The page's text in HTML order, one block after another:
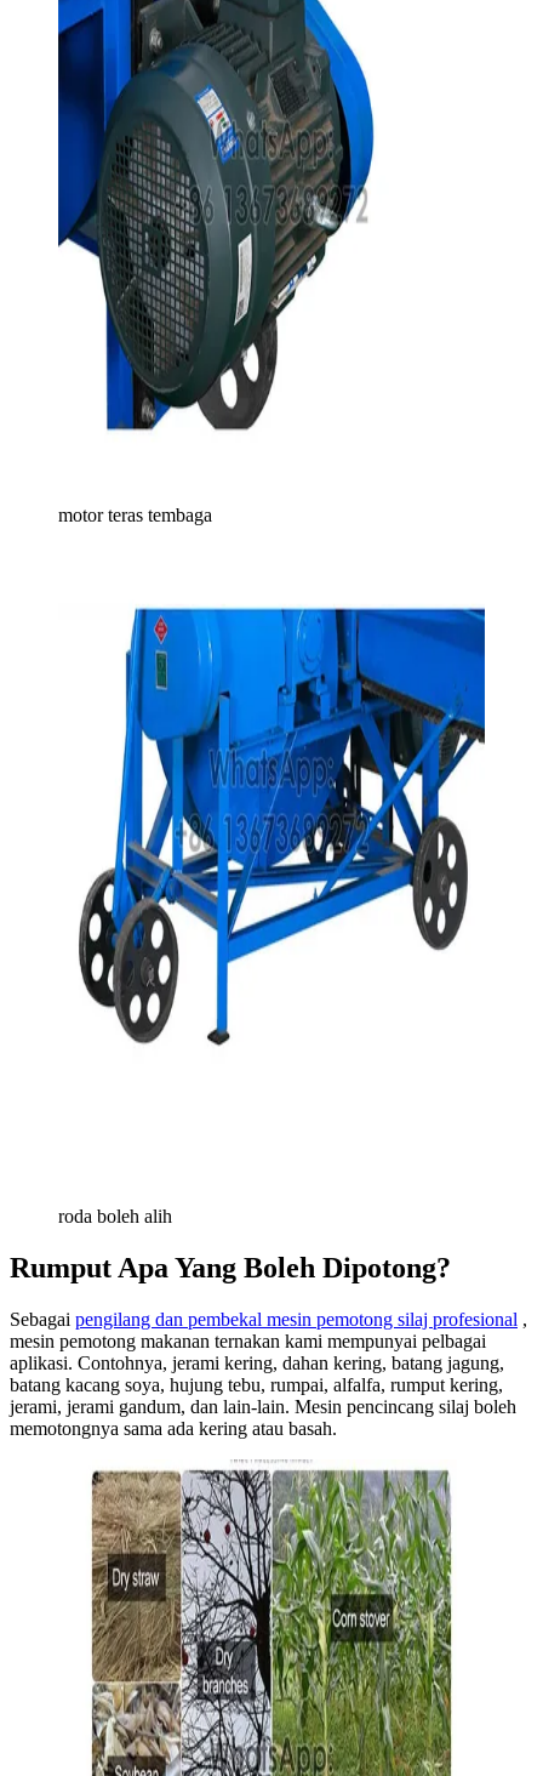
motor teras tembaga
roda boleh alih
Rumput Apa Yang Boleh Dipotong?
Sebagai pengilang dan pembekal mesin pemotong silaj profesional ,
mesin pemotong makanan ternakan kami mempunyai pelbagai
aplikasi. Contohnya, jerami kering, dahan kering, batang jagung,
batang kacang soya, hujung tebu, rumpai, alfalfa, rumput kering,
jerami, jerami gandum, dan lain-lain. Mesin pencincang silaj boleh
memotongnya sama ada kering atau basah.